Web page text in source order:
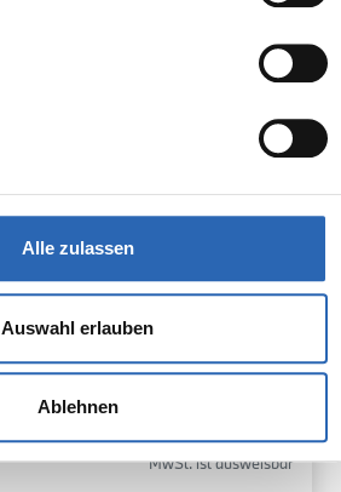
Alle zulassen
Auswahl erlauben
Ablehnen
Zum Fahrzeug
37.210,00€
MwSt. ist ausweisbar